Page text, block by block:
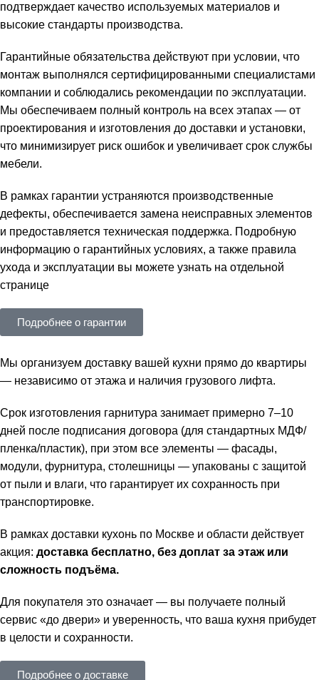
подтверждает качество используемых материалов и
высокие стандарты производства.
Гарантийные обязательства действуют при условии, что
монтаж выполнялся сертифицированными специалистами
компании и соблюдались рекомендации по эксплуатации.
Мы обеспечиваем полный контроль на всех этапах — от
проектирования и изготовления до доставки и установки,
что минимизирует риск ошибок и увеличивает срок службы
мебели.
В рамках гарантии устраняются производственные
дефекты, обеспечивается замена неисправных элементов
и предоставляется техническая поддержка. Подробную
информацию о гарантийных условиях, а также правила
ухода и эксплуатации вы можете узнать на отдельной
странице
Подробнее о гарантии
Мы организуем доставку вашей кухни прямо до квартиры
— независимо от этажа и наличия грузового лифта.
Срок изготовления гарнитура занимает примерно 7–10
дней после подписания договора (для стандартных МДФ/
пленка/пластик), при этом все элементы — фасады,
модули, фурнитура, столешницы — упакованы с защитой
от пыли и влаги, что гарантирует их сохранность при
транспортировке.
В рамках доставки кухонь по Москве и области действует
акция: доставка бесплатно, без доплат за этаж или
сложность подъёма.
Для покупателя это означает — вы получаете полный
сервис «до двери» и уверенность, что ваша кухня прибудет
в целости и сохранности.
Подробнее о доставке